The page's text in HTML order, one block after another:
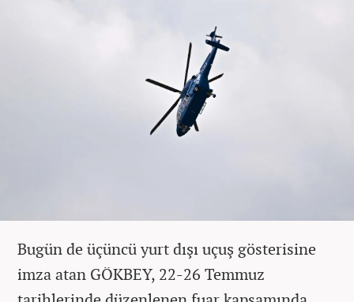
Bugün de üçüncü yurt dışı uçuş gösterisine
imza atan GÖKBEY, 22-26 Temmuz